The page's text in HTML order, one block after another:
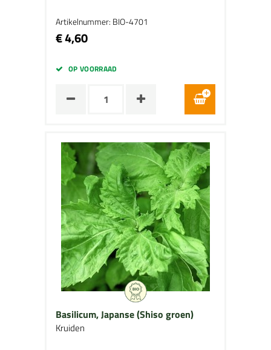
Artikelnummer: BIO-4701
€ 4,60
OP VOORRAAD
Basilicum, Japanse (Shiso groen)
Kruiden